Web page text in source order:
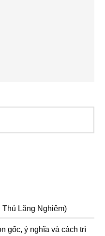
Lăng Nghiêm)
gốc, ý nghĩa và cách trì